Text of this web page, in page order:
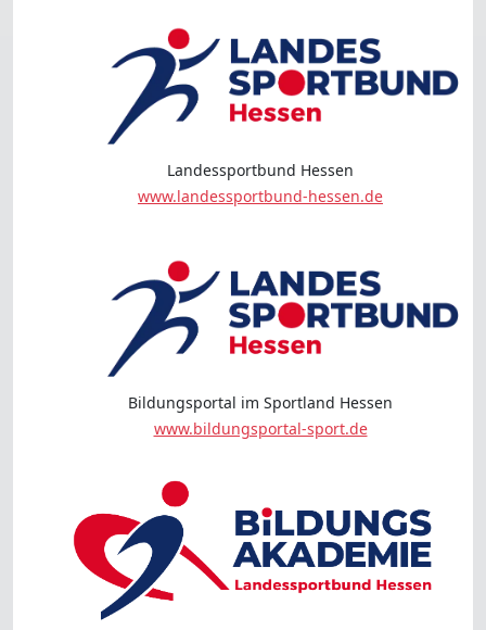
Landessportbund Hessen
www.landessportbund-hessen.de
Bildungsportal im Sportland Hessen
www.bildungsportal-sport.de